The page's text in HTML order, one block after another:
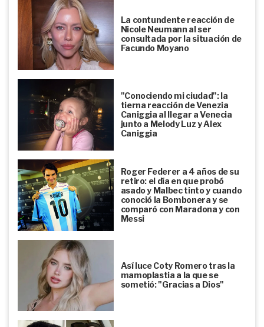
La contundente reacción de
Nicole Neumann al ser
consultada por la situación de
Facundo Moyano
"Conociendo mi ciudad": la
tierna reacción de Venezia
Caniggia al llegar a Venecia
junto a Melody Luz y Alex
Caniggia
Roger Federer a 4 años de su
retiro: el día en que probó
asado y Malbec tinto y cuando
conoció la Bombonera y se
comparó con Maradona y con
Messi
Así luce Coty Romero tras la
mamoplastia a la que se
sometió: "Gracias a Dios"